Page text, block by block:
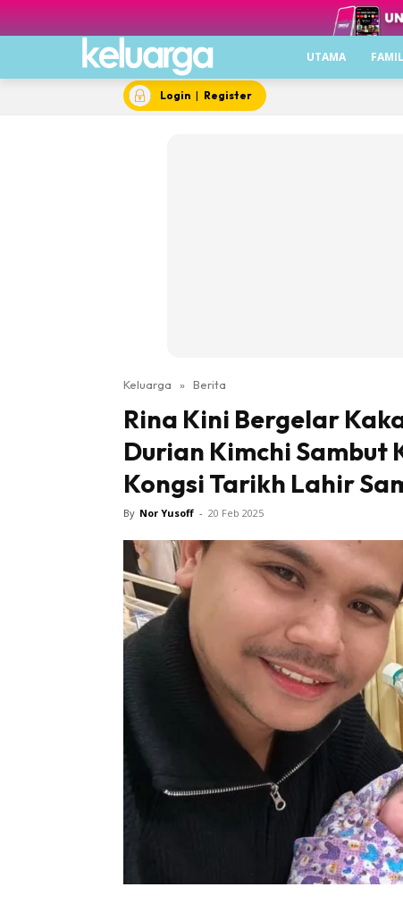
UTAMA
Login | Register
Keluarga » Berita
Rina Kini Bergelar
Durian Kimchi Sambut
Kongsi Tarikh Lahir
By Nor Yusoff - 20 Feb 2025